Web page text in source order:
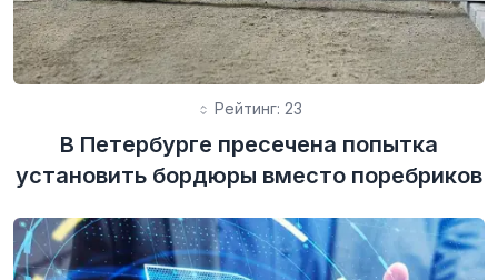
Рейтинг: 23
В Петербурге пресечена попытка
установить бордюры вместо поребриков